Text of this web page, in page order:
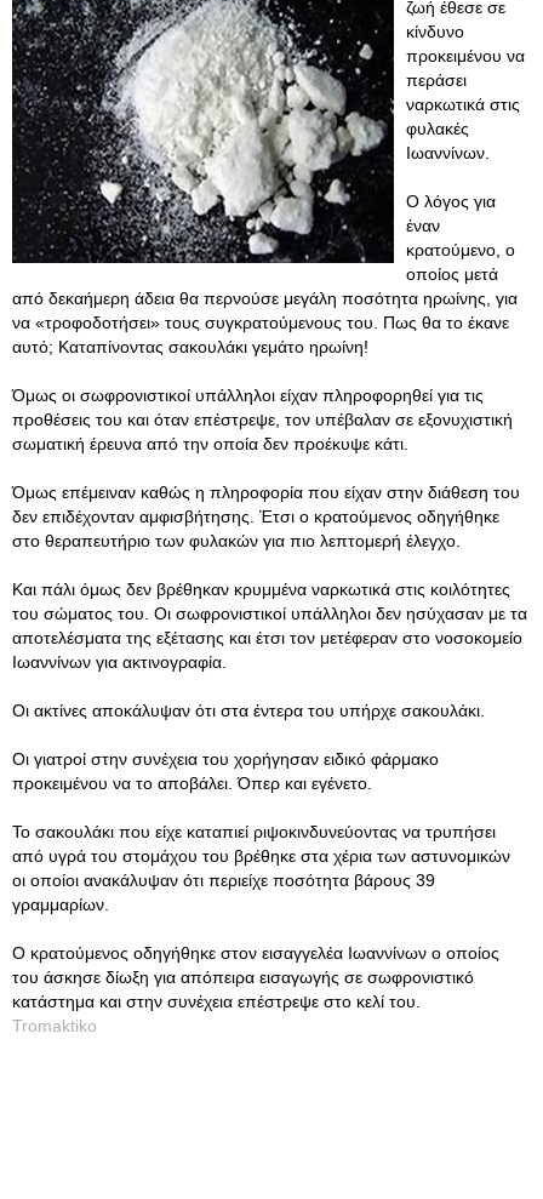
ζωή έθεσε σε
κίνδυνο
προκειμένου να
περάσει
ναρκωτικά στις
φυλακές
Ιωαννίνων.
Ο λόγος για
έναν
κρατούμενο, ο
οποίος μετά
από δεκαήμερη άδεια θα περνούσε μεγάλη ποσότητα ηρωίνης, για
να «τροφοδοτήσει» τους συγκρατούμενους του. Πως θα το έκανε
αυτό; Καταπίνοντας σακουλάκι γεμάτο ηρωίνη!
Όμως οι σωφρονιστικοί υπάλληλοι είχαν πληροφορηθεί για τις
προθέσεις του και όταν επέστρεψε, τον υπέβαλαν σε εξονυχιστική
σωματική έρευνα από την οποία δεν προέκυψε κάτι.
Όμως επέμειναν καθώς η πληροφορία που είχαν στην διάθεση του
δεν επιδέχονταν αμφισβήτησης. Έτσι ο κρατούμενος οδηγήθηκε
στο θεραπευτήριο των φυλακών για πιο λεπτομερή έλεγχο.
Και πάλι όμως δεν βρέθηκαν κρυμμένα ναρκωτικά στις κοιλότητες
του σώματος του. Οι σωφρονιστικοί υπάλληλοι δεν ησύχασαν με τα
αποτελέσματα της εξέτασης και έτσι τον μετέφεραν στο νοσοκομείο
Ιωαννίνων για ακτινογραφία.
Οι ακτίνες αποκάλυψαν ότι στα έντερα του υπήρχε σακουλάκι.
Οι γιατροί στην συνέχεια του χορήγησαν ειδικό φάρμακο
προκειμένου να το αποβάλει. Όπερ και εγένετο.
Το σακουλάκι που είχε καταπιεί ριψοκινδυνεύοντας να τρυπήσει
από υγρά του στομάχου του βρέθηκε στα χέρια των αστυνομικών
οι οποίοι ανακάλυψαν ότι περιείχε ποσότητα βάρους 39
γραμμαρίων.
Ο κρατούμενος οδηγήθηκε στον εισαγγελέα Ιωαννίνων ο οποίος
του άσκησε δίωξη για απόπειρα εισαγωγής σε σωφρονιστικό
κατάστημα και στην συνέχεια επέστρεψε στο κελί του.
Tromaktiko